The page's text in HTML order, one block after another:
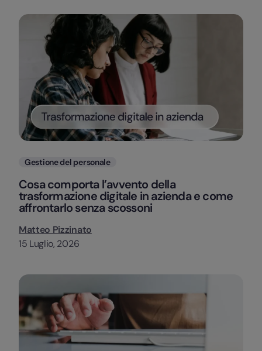
Categorie
Gestione del personale
Cosa comporta l’avvento della
trasformazione digitale in azienda e come
affrontarlo senza scossoni
Matteo Pizzinato
15 Luglio, 2026